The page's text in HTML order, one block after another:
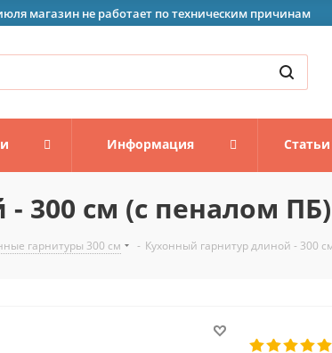
магазин не работает по техническим причинам
Информация Статьи
300 см (с пеналом ПБ)
гарнитуры 300 см - Кухонный гарнитур длиной - 300